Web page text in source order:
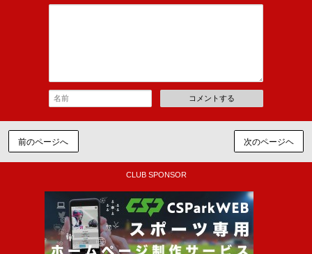
コメントする
前のページへ 次のページヘ
CLUB SPONSOR